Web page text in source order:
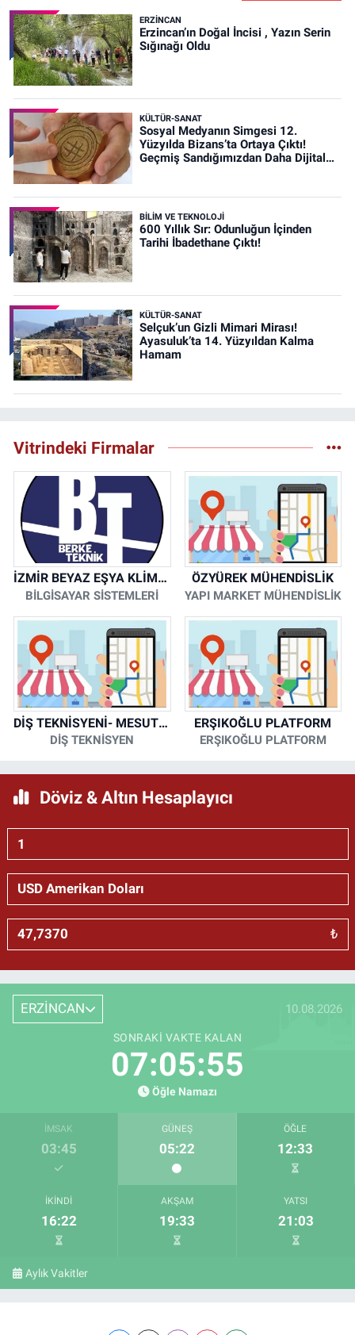
ERZINCAN
Erzincan’ın Doğal İncisi , Yazın Serin
Sığınağı Oldu
KÜLTÜR-SANAT
Sosyal Medyanın Simgesi 12.
Yüzyılda Bizans’ta Ortaya Çıktı!
Geçmiş Sandığımızdan Daha Dijital
BİLİM VE TEKNOLOJİ
600 Yıllık Sır: Odunluğun İçinden
Tarihi İbadethane Çıktı!
KÜLTÜR-SANAT
Selçuk’un Gizli Mimari Mirası!
Ayasuluk’ta 14. Yüzyıldan Kalma
Hamam
Vitrindeki Firmalar
İZMİR BEYAZ EŞYA KLİMA KOMBİ SERVİSİ
BİLGİSAYAR SİSTEMLERİ
ÖZYÜREK MÜHENDİSLİK
YAPI MARKET MÜHENDİSLİK
DİŞ TEKNİSYENİ- MESUT KORKMAZ
DİŞ TEKNİSYEN
ERŞIKOĞLU PLATFORM
ERŞIKOĞLU PLATFORM
Döviz & Altın Hesaplayıcı
₺
ERZİNCAN 10.08.2026
SONRAKI VAKTE KALAN
07:05:54
Öğle Namazı
İMSAK
03:45
GÜNEŞ
05:22
ÖĞLE
12:33
İKINDI
16:22
AKŞAM
19:33
YATSI
21:03
Aylık Vakitler